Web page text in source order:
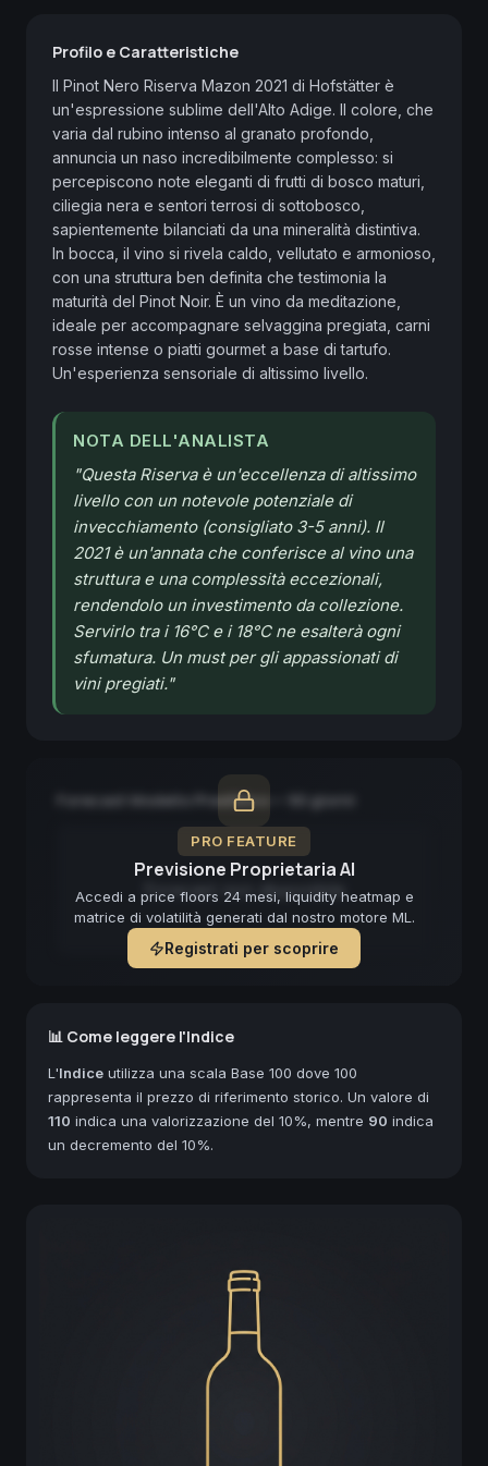
Profilo e Caratteristiche
Il Pinot Nero Riserva Mazon 2021 di Hofstätter è
un'espressione sublime dell'Alto Adige. Il colore, che
varia dal rubino intenso al granato profondo,
annuncia un naso incredibilmente complesso: si
percepiscono note eleganti di frutti di bosco maturi,
ciliegia nera e sentori terrosi di sottobosco,
sapientemente bilanciati da una mineralità distintiva.
In bocca, il vino si rivela caldo, vellutato e armonioso,
con una struttura ben definita che testimonia la
maturità del Pinot Noir. È un vino da meditazione,
ideale per accompagnare selvaggina pregiata, carni
rosse intense o piatti gourmet a base di tartufo.
Un'esperienza sensoriale di altissimo livello.
NOTA DELL'ANALISTA
"Questa Riserva è un'eccellenza di altissimo
livello con un notevole potenziale di
invecchiamento (consigliato 3-5 anni). Il
2021 è un'annata che conferisce al vino una
struttura e una complessità eccezionali,
rendendolo un investimento da collezione.
Servirlo tra i 16°C e i 18°C ne esalterà ogni
sfumatura. Un must per gli appassionati di
vini pregiati."
PRO FEATURE
Previsione Proprietaria AI
Accedi a price floors 24 mesi, liquidity heatmap e
matrice di volatilità generati dal nostro motore ML.
Registrati per scoprire
Forecast Modello Predittivo — 90 giorni
Forecast non disponibile
📊 Come leggere l'Indice
L'Indice utilizza una scala Base 100 dove 100
rappresenta il prezzo di riferimento storico. Un valore di
110 indica una valorizzazione del 10%, mentre 90 indica
un decremento del 10%.